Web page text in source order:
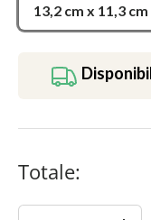
13,2 cm x 11,3 cm
Totale: